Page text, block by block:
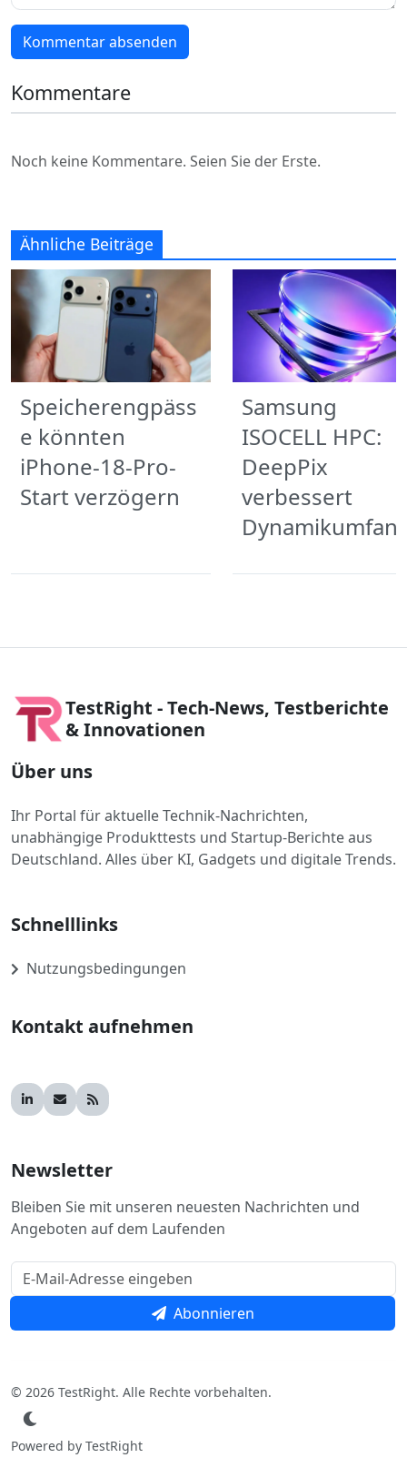
Kommentar absenden
Kommentare
Noch keine Kommentare. Seien Sie der Erste.
Ähnliche Beiträge
Speicherengpäss
e könnten
iPhone-18-Pro-
Start verzögern
Samsung
ISOCELL HPC:
DeepPix
verbessert
TestRight - Tech-News, Testberichte
& Innovationen
Über uns
Ihr Portal für aktuelle Technik-Nachrichten,
unabhängige Produkttests und Startup-Berichte aus
Deutschland. Alles über KI, Gadgets und digitale Trends.
Schnelllinks
Nutzungsbedingungen
Kontakt aufnehmen
Newsletter
Bleiben Sie mit unseren neuesten Nachrichten und
Angeboten auf dem Laufenden
Abonnieren
© 2026 TestRight. Alle Rechte vorbehalten.
Powered by TestRight